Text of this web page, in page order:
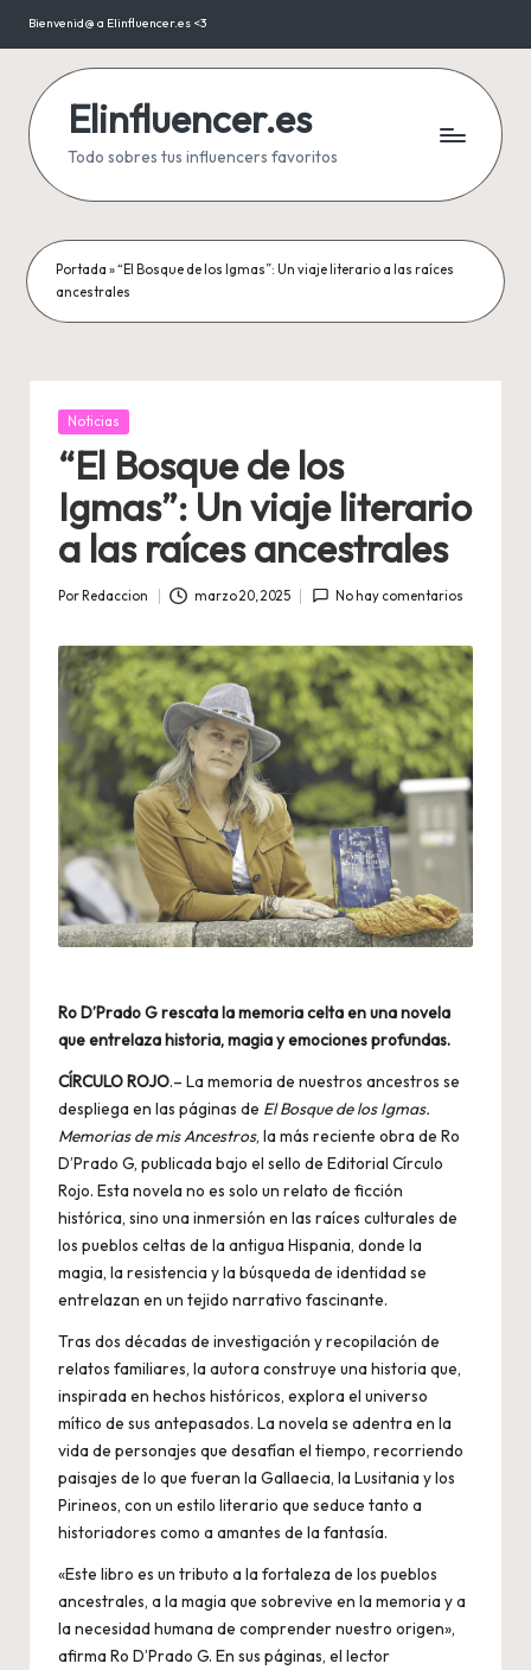
Saltar
contenido
Bienvenid@ a Elinfluencer.es <3
Elinfluencer.es
Todo sobres tus influencers favoritos
Portada »“El Bosque de los Igmas”: Un viaje literario a las raíces
ancestrales
Publicada
Noticias
“El Bosque de los
Igmas”: Un viaje literario
a las raíces ancestrales
Por Redaccion marzo 20, 2025 No hay comentarios
Ro D’Prado G rescata la memoria celta en una novela
que entrelaza historia, magia y emociones profundas.
CÍRCULO ROJO.– La memoria de nuestros ancestros se
despliega en las páginas de El Bosque de los Igmas.
Memorias de mis Ancestros, la más reciente obra de Ro
D’Prado G, publicada bajo el sello de Editorial Círculo
Rojo. Esta novela no es solo un relato de ficción
histórica, sino una inmersión en las raíces culturales de
los pueblos celtas de la antigua Hispania, donde la
magia, la resistencia y la búsqueda de identidad se
entrelazan en un tejido narrativo fascinante.
Tras dos décadas de investigación y recopilación de
relatos familiares, la autora construye una historia que,
inspirada en hechos históricos, explora el universo
mítico de sus antepasados. La novela se adentra en la
vida de personajes que desafían el tiempo, recorriendo
paisajes de lo que fueran la Gallaecia, la Lusitania y los
Pirineos, con un estilo literario que seduce tanto a
historiadores como a amantes de la fantasía.
«Este libro es un tributo a la fortaleza de los pueblos
ancestrales, a la magia que sobrevive en la memoria y a
la necesidad humana de comprender nuestro origen»,
afirma Ro D’Prado G. En sus páginas, el lector